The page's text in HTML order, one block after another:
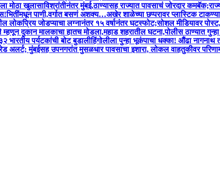
मोठा खुलासाविश्रांतीनंतर मुंबई,ठाण्यासह राज्यात पावसाचं जोरदार
पाणी,वर्गात बसणं अशक्य…अखेर शाळेच्या छप्परावर प्लास्टिक
लोकप्रिय जोडप्याचा लग्नानंतर १५ वर्षानंतर घटस्फोट;सोशल मीडियावर
म्हणून दुकान मालकाचा हातच मोडला,महाड शहरातील घटना,पोलीस ठाण्यात
भारतीय पर्यटकांची बोट बुडालीहिंगोलीला पुन्हा भूकंपाचा धक्का! औंढा नागनाथ
अलर्ट; मुंबईसह उपनगरांत मुसळधार पावसाचा इशारा, लोकल वाहतुकीवर